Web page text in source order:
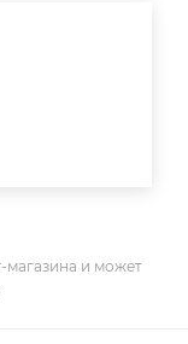
магазина и может